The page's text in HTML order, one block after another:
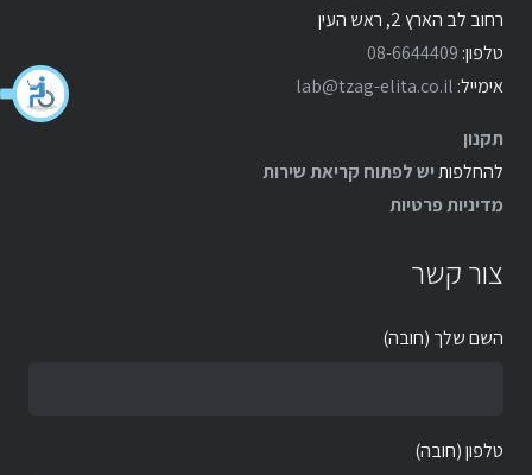
רחוב לב הארץ 2, ראש העין
טלפון: 08-6644409
אימייל: lab@tzag-elita.co.il
תקנון
להחלפותיש לפתוח קריאת שירות
מדיניות פרטיות
צור קשר
השם שלך (חובה)
טלפון (חובה)